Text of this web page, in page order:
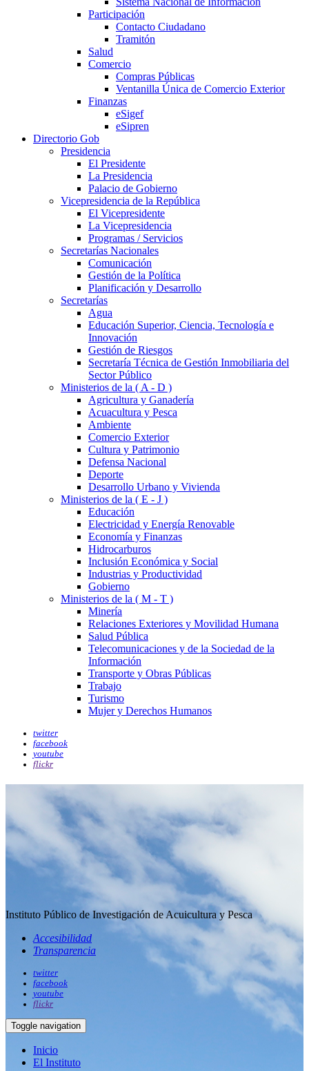
Participación
Contacto Ciudadano
Tramitón
Salud
Comercio
Compras Públicas
Ventanilla Única de Comercio Exterior
Finanzas
eSigef
eSipren
Directorio Gob
Presidencia
El Presidente
La Presidencia
Palacio de Gobierno
Vicepresidencia de la República
El Vicepresidente
La Vicepresidencia
Programas / Servicios
Secretarías Nacionales
Comunicación
Gestión de la Política
Planificación y Desarrollo
Secretarías
Agua
Educación Superior, Ciencia, Tecnología e
Innovación
Gestión de Riesgos
Secretaría Técnica de Gestión Inmobiliaria del
Sector Público
Ministerios de la ( A - D )
Agricultura y Ganadería
Acuacultura y Pesca
Ambiente
Comercio Exterior
Cultura y Patrimonio
Defensa Nacional
Deporte
Desarrollo Urbano y Vivienda
Ministerios de la ( E - J )
Educación
Electricidad y Energía Renovable
Economía y Finanzas
Hidrocarburos
Inclusión Económica y Social
Industrias y Productividad
Gobierno
Ministerios de la ( M - T )
Minería
Relaciones Exteriores y Movilidad Humana
Salud Pública
Telecomunicaciones y de la Sociedad de la
Información
Transporte y Obras Públicas
Trabajo
Turismo
Mujer y Derechos Humanos
twitter
facebook
youtube
flickr
Instituto Público de Investigación de Acuicultura y Pesca
Accesibilidad
Transparencia
twitter
facebook
youtube
flickr
Toggle navigation
Inicio
El Instituto